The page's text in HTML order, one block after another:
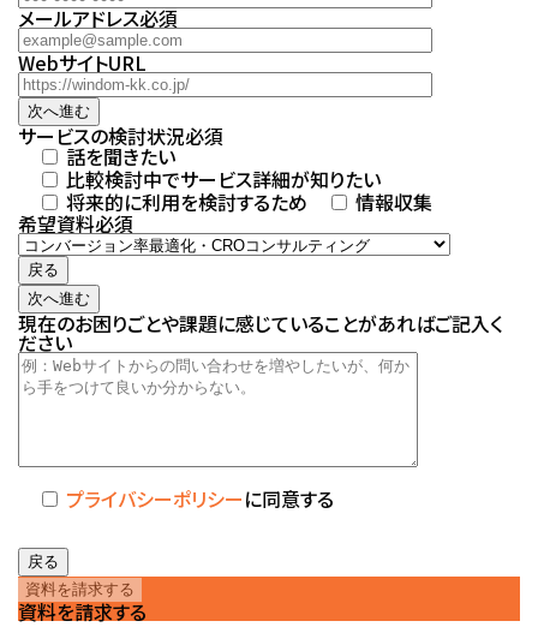
メールアドレス必須
WebサイトURL
次へ進む
サービスの検討状況必須
話を聞きたい
比較検討中でサービス詳細が知りたい
将来的に利用を検討するため 情報収集
希望資料必須
戻る
次へ進む
現在のお困りごとや課題に感じていることがあればご記入く
ださい
プライバシーポリシーに同意する
戻る
資料を請求する